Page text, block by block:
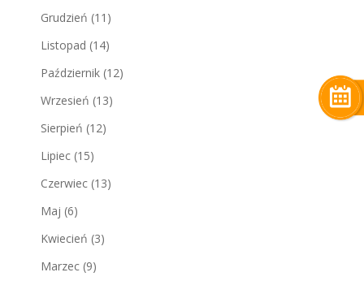
Grudzień (11)
Listopad (14)
Październik (12)
Wrzesień (13)
Sierpień (12)
Lipiec (15)
Czerwiec (13)
Maj (6)
Kwiecień (3)
Marzec (9)